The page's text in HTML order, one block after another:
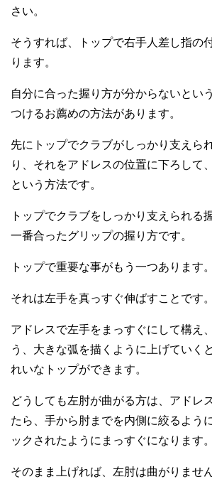
さい。
そうすれば、トップで右手人差し指の
ります。
自分に合った握り方が分からないとい
つけるお薦めの方法があります。
先にトップでクラブがしっかり支えら
り、それをアドレスの位置に下ろして
という方法です。
トップでクラブをしっかり支えられる
一番合ったグリップの握り方です。
トップで重要な事がもう一つあります。
それは左手を真っすぐ伸ばすことです。
アドレスで左手をまっすぐにして構え
う、大きな弧を描くように上げていく
れいなトップができます。
どうしても左肘が曲がる方は、アドレ
たら、手から肘までを内側に絞るよう
ックされたようにまっすぐになります。
そのまま上げれば、左肘は曲がりません